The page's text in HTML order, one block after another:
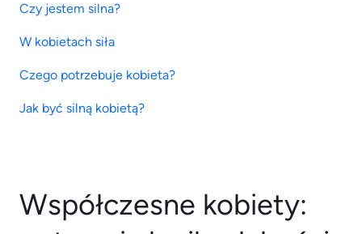
Czy jestem silna?
W kobietach siła
Czego potrzebuje kobieta?
Jak być silną kobietą?
Współczesne kobiety: